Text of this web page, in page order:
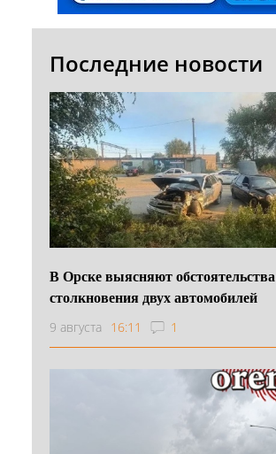
Последние новости
В Орске выясняют обстоятельства
столкновения двух автомобилей
9 августа 16:11 1